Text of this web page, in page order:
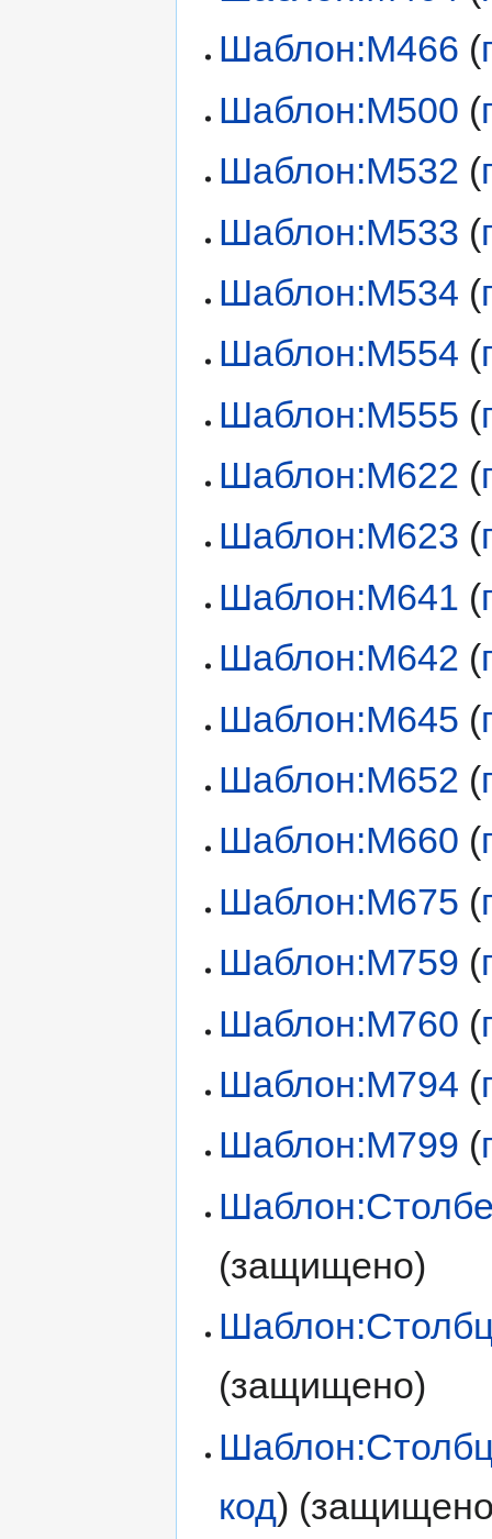
Шаблон:М466 (
Шаблон:М500 (
Шаблон:М532 (
Шаблон:М533 (
Шаблон:М534 (
Шаблон:М554 (
Шаблон:М555 (
Шаблон:М622 (
Шаблон:М623 (
Шаблон:М641 (
Шаблон:М642 (
Шаблон:М645 (
Шаблон:М652 (
Шаблон:М660 (
Шаблон:М675 (
Шаблон:М759 (
Шаблон:М760 (
Шаблон:М794 (
Шаблон:М799 (
(защищено)
(защищено)
код)